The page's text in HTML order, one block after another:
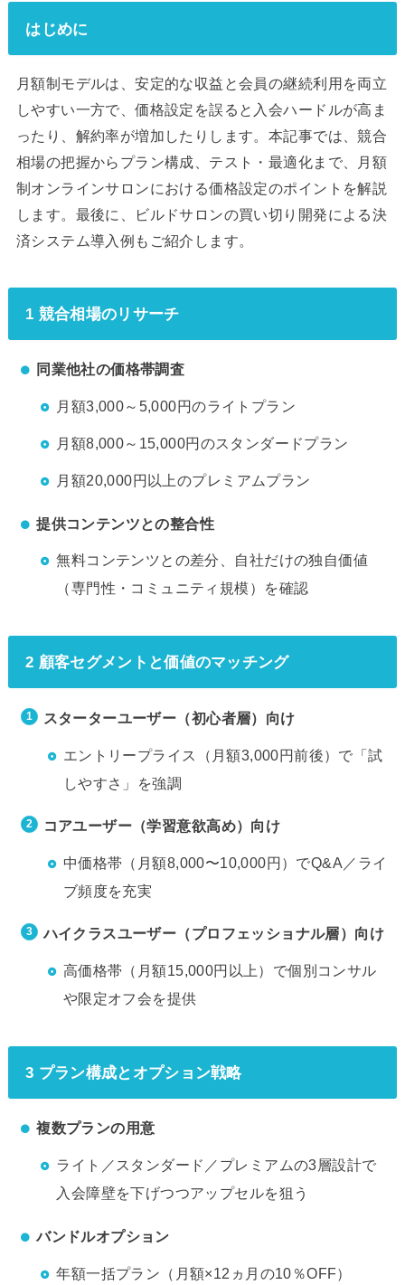
はじめに
月額制モデルは、安定的な収益と会員の継続利用を両立
しやすい一方で、価格設定を誤ると入会ハードルが高ま
ったり、解約率が増加したりします。本記事では、競合
相場の把握からプラン構成、テスト・最適化まで、月額
制オンラインサロンにおける価格設定のポイントを解説
します。最後に、ビルドサロンの買い切り開発による決
済システム導入例もご紹介します。
1 競合相場のリサーチ
同業他社の価格帯調査
月額3,000～5,000円のライトプラン
月額8,000～15,000円のスタンダードプラン
月額20,000円以上のプレミアムプラン
提供コンテンツとの整合性
無料コンテンツとの差分、自社だけの独自価値
（専門性・コミュニティ規模）を確認
2 顧客セグメントと価値のマッチング
スターターユーザー（初心者層）向け
エントリープライス（月額3,000円前後）で「試
しやすさ」を強調
コアユーザー（学習意欲高め）向け
中価格帯（月額8,000〜10,000円）でQ&A／ライ
ブ頻度を充実
ハイクラスユーザー（プロフェッショナル層）向け
高価格帯（月額15,000円以上）で個別コンサル
や限定オフ会を提供
3 プラン構成とオプション戦略
複数プランの用意
ライト／スタンダード／プレミアムの3層設計で
入会障壁を下げつつアップセルを狙う
バンドルオプション
年額一括プラン（月額×12ヵ月の10％OFF）